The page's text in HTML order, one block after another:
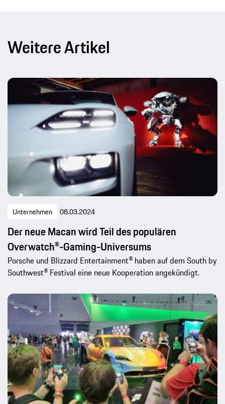
Weitere Artikel
Unternehmen 08.03.2024
Der neue Macan wird Teil des populären
Overwatch®-Gaming-Universums
Porsche und Blizzard Entertainment® haben auf dem South by
Southwest® Festival eine neue Kooperation angekündigt.